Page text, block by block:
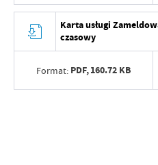
Karta usługi
czasowy
Format: PDF,160.72 KB